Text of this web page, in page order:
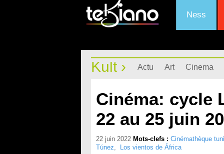
Ness
Kult › Actu Art Cinema
Cinéma: cycle
22 au 25 juin
22 juin 2022 Mots-clefs : Cinémathèque
Túnez, Los vientos de África